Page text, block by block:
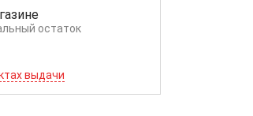
остаток
выдачи